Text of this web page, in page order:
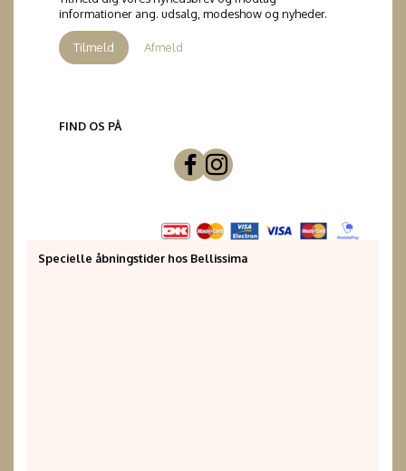
informationer ang. udsalg, modeshow og nyheder.
Tilmeld Afmeld
FIND OS PÅ
Specielle åbningstider hos Bellissima